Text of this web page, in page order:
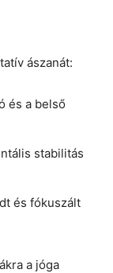
ászanát:
és a belső
stabilitás
és fókuszált
a jóga